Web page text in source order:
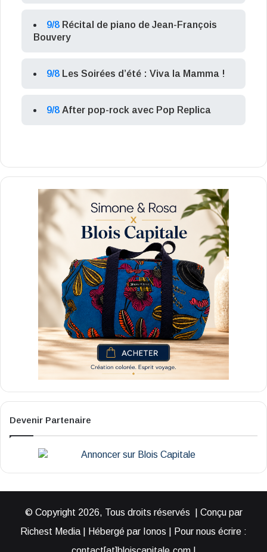
9/8 Récital de piano de Jean-François
Bouvery
9/8 Les Soirées d’été : Viva la Mamma !
9/8 After pop-rock avec Pop Replica
Devenir Partenaire
© Copyright 2026, Tous droits réservés | Conçu par
Richest Media | Hébergé par Ionos | Pour nous écrire :